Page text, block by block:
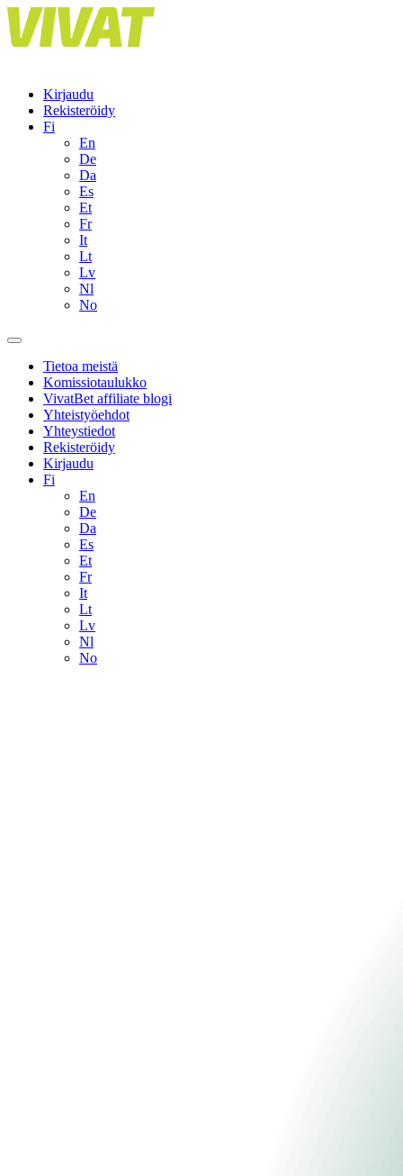
Skip
to
content
Kirjaudu
Rekisteröidy
Fi
En
De
Da
Es
Et
Fr
It
Lt
Lv
Nl
No
Tietoa meistä
Komissiotaulukko
VivatBet affiliate blogi
Yhteistyöehdot
Yhteystiedot
Rekisteröidy
Kirjaudu
Fi
En
De
Da
Es
Et
Fr
It
Lt
Lv
Nl
No